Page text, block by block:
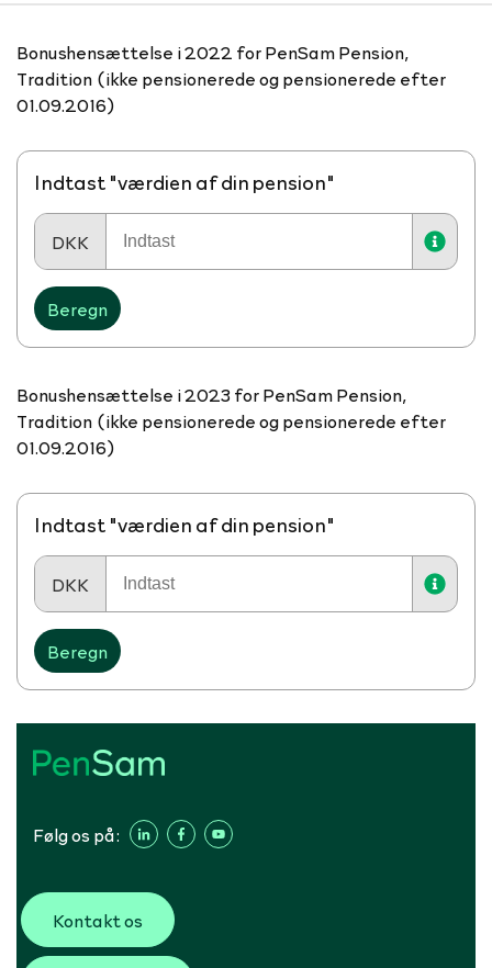
Bonushensættelse i 2022 for PenSam Pension, ​
Tradition (ikke pensionerede og pensionerede efter
01.09.2016)
Indtast "værdien af din pension"
DKK
Beregn
Bonushensættelse i 2023 for PenSam Pension, ​
Tradition (ikke pensionerede og pensionerede efter
01.09.2016)
Indtast "værdien af din pension"
DKK
Beregn
Følg os på:
Kontakt os